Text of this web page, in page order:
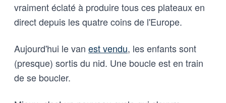
vraiment éclaté à produire tous ces plateaux en
direct depuis les quatre coins de l'Europe.
Aujourd'hui le van est vendu, les enfants sont
(presque) sortis du nid. Une boucle est en train
de se boucler.